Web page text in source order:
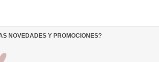
NOVEDADES Y PROMOCIONES?